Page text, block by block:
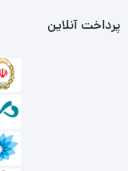
پرداخت آنلاین